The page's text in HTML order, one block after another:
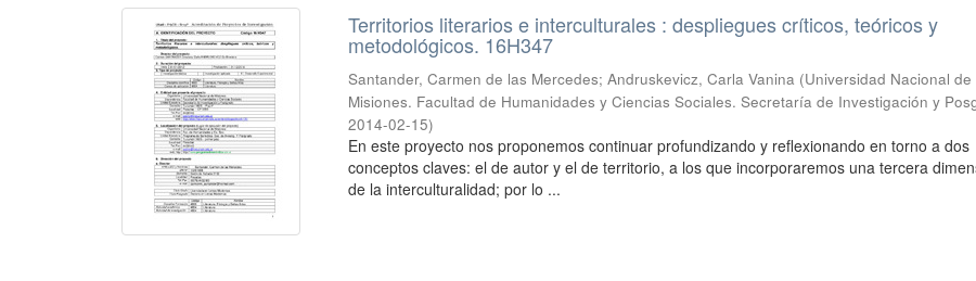
Territorios literarios e interculturales : despliegues críticos, teóricos y
metodológicos. 16H347
Santander, Carmen de las Mercedes; Andruskevicz, Carla Vanina (Universidad Nacional de
Misiones. Facultad de Humanidades y Ciencias Sociales. Secretaría de Investigación y
2014-02-15)
En este proyecto nos proponemos continuar profundizando y reflexionando en torno a dos
conceptos claves: el de autor y el de territorio, a los que incorporaremos una tercera
de la interculturalidad; por lo ...